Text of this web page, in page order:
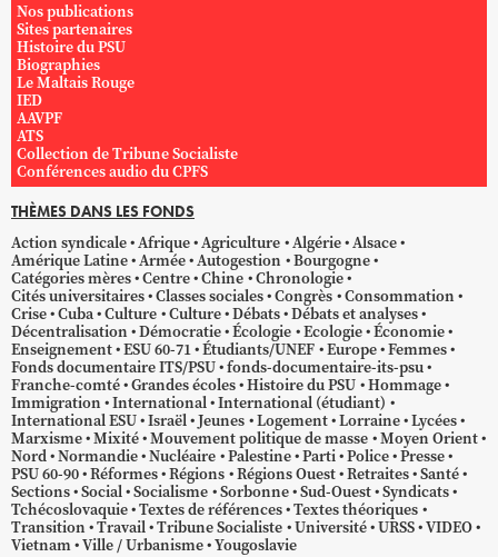
Nos publications
Sites partenaires
Histoire du PSU
Biographies
Le Maltais Rouge
IED
AAVPF
ATS
Collection de Tribune Socialiste
Conférences audio du CPFS
THÈMES DANS LES FONDS
Action syndicale Afrique Agriculture Algérie Alsace
Amérique Latine Armée Autogestion
Bourgogne
Catégories mères Centre Chine Chronologie
Cités universitaires Classes sociales Congrès Consommation
Crise Cuba Culture Culture Débats Débats et analyses
Décentralisation Démocratie Écologie Ecologie Économie
Enseignement ESU 60-71 Étudiants/UNEF Europe Femmes
Fonds documentaire ITS/PSU fonds-documentaire-its-psu
Franche-comté Grandes écoles Histoire du PSU Hommage
Immigration International International (étudiant)
International ESU Israël Jeunes Logement Lorraine Lycées
Marxisme Mixité Mouvement politique de masse Moyen Orient
Nord Normandie Nucléaire Palestine Parti Police Presse
PSU 60-90 Réformes Régions Régions Ouest Retraites Santé
Sections Social Socialisme Sorbonne Sud-Ouest Syndicats
Tchécoslovaquie Textes de références Textes théoriques
Transition Travail Tribune Socialiste Université URSS VIDEO
Vietnam Ville / Urbanisme Yougoslavie